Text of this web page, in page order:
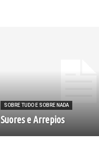
SOBRE TUDO E SOBRE NADA
Suores e Arrepios